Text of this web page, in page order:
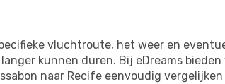
vluchtroute, het weer en
kunnen duren. Bij eDreams
naar Recife eenvoudig vergelijken